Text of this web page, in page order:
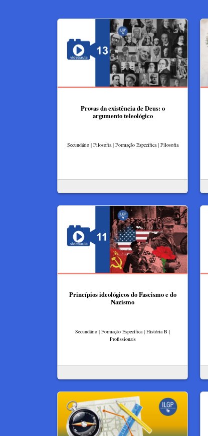
Provas da existência de Deus: o
argumento teleológico
Secundário | Filosofia | Formação Específica | Filosofia
Princípios ideológicos do Fascismo e do
Nazismo
Secundário | Formação Específica | História B |
Profissionais